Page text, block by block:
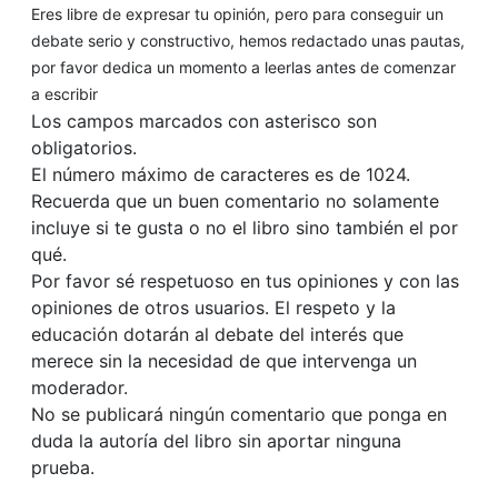
Eres libre de expresar tu opinión, pero para conseguir un
debate serio y constructivo, hemos redactado unas pautas,
por favor dedica un momento a leerlas antes de comenzar
a escribir
Los campos marcados con asterisco son
obligatorios.
El número máximo de caracteres es de 1024.
Recuerda que un buen comentario no solamente
incluye si te gusta o no el libro sino también el por
qué.
Por favor sé respetuoso en tus opiniones y con las
opiniones de otros usuarios. El respeto y la
educación dotarán al debate del interés que
merece sin la necesidad de que intervenga un
moderador.
No se publicará ningún comentario que ponga en
duda la autoría del libro sin aportar ninguna
prueba.